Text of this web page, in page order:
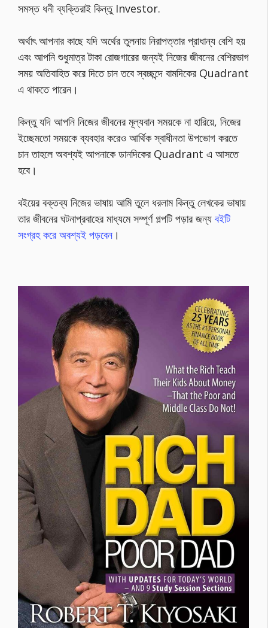
সমস্ত ধনী ব্যক্তিরাই কিন্তু Investor.
অর্থাৎ আপনার কাছে যদি অর্থের তুলনায় নিরাপত্তার প্রাধান্য বেশি হয়
এবং আপনি শুধুমাত্র টাকা রোজগারের জন্যই নিজের জীবনের বেশিরভাগ
সময় অতিবাহিত করে দিতে চান তবে স্বচ্ছন্দে বামদিকের Quadrant
এ থাকতে পারেন।
কিন্তু যদি আপনি নিজের জীবনের মূল্যবান সময়কে না হারিয়ে, নিজের
ইচ্ছেমতো সময়কে ব্যবহার করেও আর্থিক স্বাধীনতা উপভোগ করতে
চান তাহলে অবশ্যই আপনাকে ডানদিকের Quadrant এ আসতে
হবে।
বইয়ের বক্তব্য নিজের ভাষায় আমি তুলে ধরলাম কিন্তু লেখকের ভাষায়
তার জীবনের ঘটনাপ্রবাহের মাধ্যমে সম্পূর্ণ গল্পটি পড়ার জন্য বইটি
সংগ্রহ করে অবশ্যই পড়বেন ।